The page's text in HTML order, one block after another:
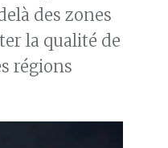
des zones
la qualité de
régions